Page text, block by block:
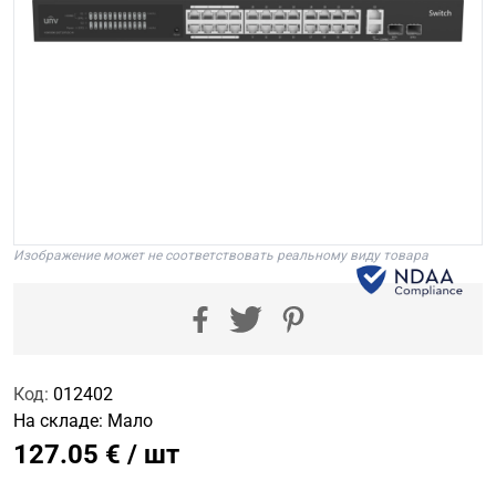
Изображение может не соответствовать реальному виду товара
Код: 012402
На складе: Мало
127.05 € / шт